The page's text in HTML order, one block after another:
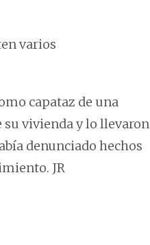
varios
capataz de una
su vivienda y lo llevaron
denunciado hechos
JR